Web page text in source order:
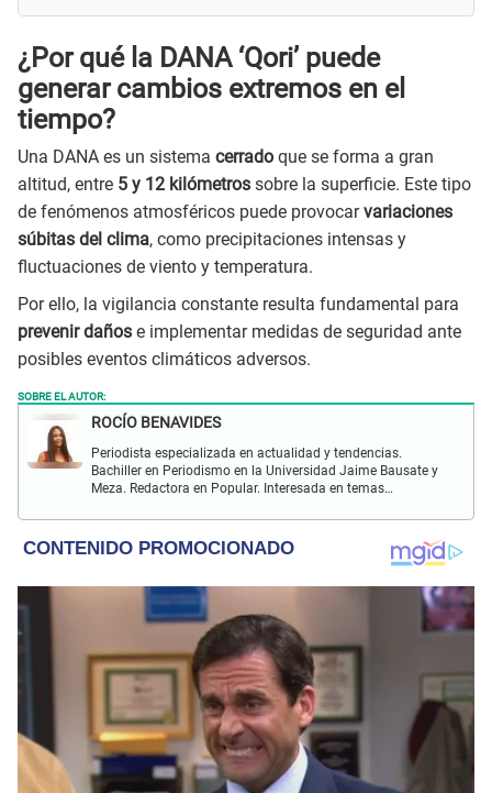
¿Por qué la DANA ‘Qori’ puede
generar cambios extremos en el
tiempo?
Una DANA es un sistema cerrado que se forma a gran
altitud, entre 5 y 12 kilómetros sobre la superficie. Este tipo
de fenómenos atmosféricos puede provocarvariaciones
súbitas del clima, como precipitaciones intensas y
fluctuaciones de viento y temperatura.
Por ello, la vigilancia constante resulta fundamental para
prevenir daños e implementar medidas de seguridad ante
posibles eventos climáticos adversos.
SOBRE EL AUTOR:
ROCÍO BENAVIDES
Periodista especializada en actualidad y tendencias.
Bachiller en Periodismo en la Universidad Jaime Bausate y
Meza. Redactora en Popular. Interesada en temas
virales en tendencia y más.